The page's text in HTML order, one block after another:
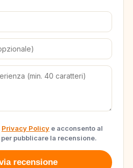
Privacy Policy e acconsento al
pubblicare la recensione.
recensione